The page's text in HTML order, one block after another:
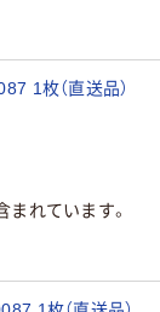
1枚（直送品）
れています。